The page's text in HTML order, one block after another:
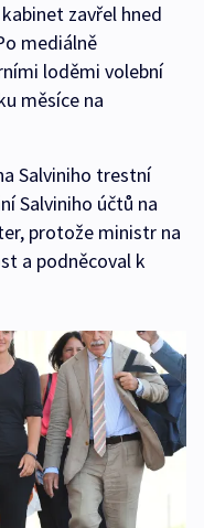
zavřel hned
mediálně
loděmi volební
měsíce na
Salviniho trestní
Salviniho účtů na
protože ministr na
a podněcoval k